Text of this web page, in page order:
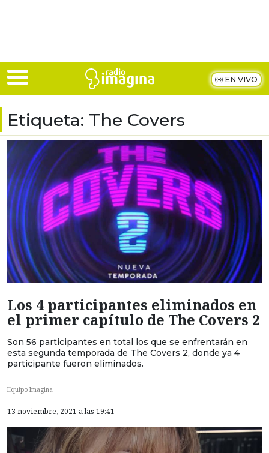
EN VIVO
Etiqueta: The Covers
Los 4 participantes eliminados en
el primer capítulo de The Covers 2
Son 56 participantes en total los que se enfrentarán en
esta segunda temporada de The Covers 2, donde ya 4
participante fueron eliminados.
Equipo Imagina
13 noviembre, 2021 a las 19:41